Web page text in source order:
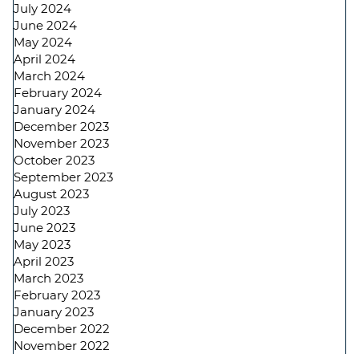
July 2024
June 2024
May 2024
April 2024
March 2024
February 2024
January 2024
December 2023
November 2023
October 2023
September 2023
August 2023
July 2023
June 2023
May 2023
April 2023
March 2023
February 2023
January 2023
December 2022
November 2022